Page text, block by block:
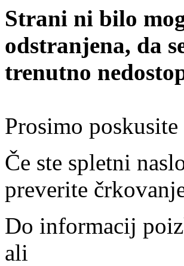
Strani ni bilo
odstranjena, da
trenutno
Prosimo poskusite
Če ste spletni
preverite
Do informacij
ali